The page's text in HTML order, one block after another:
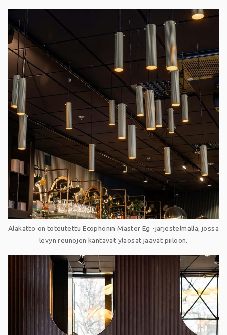
Alakatto on toteutettu Ecophonin Master Eg -järjestelmällä, jossa
levyn reunojen kantavat yläosat jäävät piiloon.